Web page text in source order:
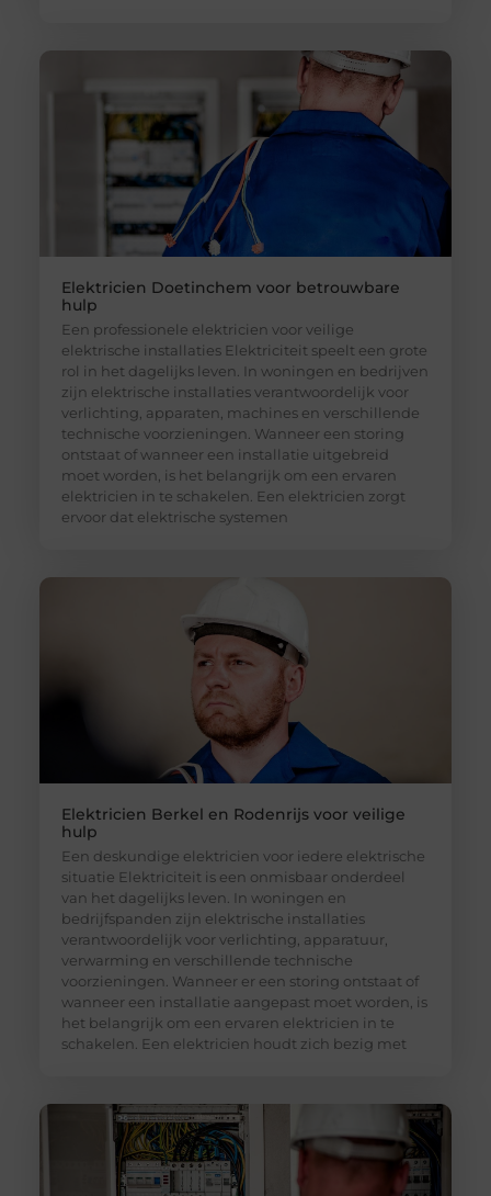
Elektricien Doetinchem voor betrouwbare
hulp
Een professionele elektricien voor veilige
elektrische installaties Elektriciteit speelt een grote
rol in het dagelijks leven. In woningen en bedrijven
zijn elektrische installaties verantwoordelijk voor
verlichting, apparaten, machines en verschillende
technische voorzieningen. Wanneer een storing
ontstaat of wanneer een installatie uitgebreid
moet worden, is het belangrijk om een ervaren
elektricien in te schakelen. Een elektricien zorgt
ervoor dat elektrische systemen
Elektricien Berkel en Rodenrijs voor veilige
hulp
Een deskundige elektricien voor iedere elektrische
situatie Elektriciteit is een onmisbaar onderdeel
van het dagelijks leven. In woningen en
bedrijfspanden zijn elektrische installaties
verantwoordelijk voor verlichting, apparatuur,
verwarming en verschillende technische
voorzieningen. Wanneer er een storing ontstaat of
wanneer een installatie aangepast moet worden, is
het belangrijk om een ervaren elektricien in te
schakelen. Een elektricien houdt zich bezig met